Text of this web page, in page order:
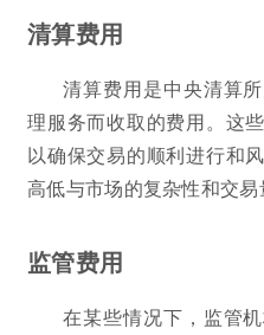
清算费用
清算费用是中央清算
理服务而收取的费用。这
以确保交易的顺利进行和
高低与市场的复杂性和交易
监管费用
在某些情况下，监管